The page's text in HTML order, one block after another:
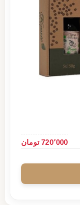
720٬000 تومان